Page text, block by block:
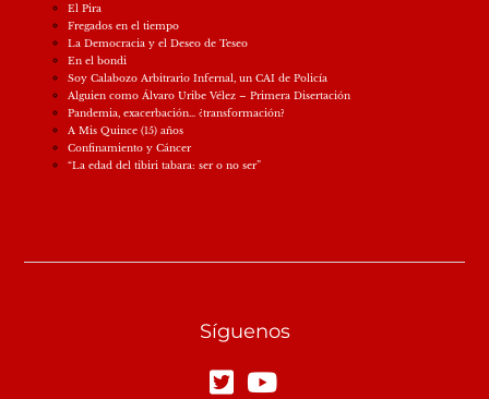
El Pira
Fregados en el tiempo
La Democracia y el Deseo de Teseo
En el bondi
Soy Calabozo Arbitrario Infernal, un CAI de Policía
Alguien como Álvaro Uribe Vélez – Primera Disertación
Pandemia, exacerbación… ¿transformación?
A Mis Quince (15) años
Confinamiento y Cáncer
“La edad del tibiri tabara: ser o no ser”
Síguenos